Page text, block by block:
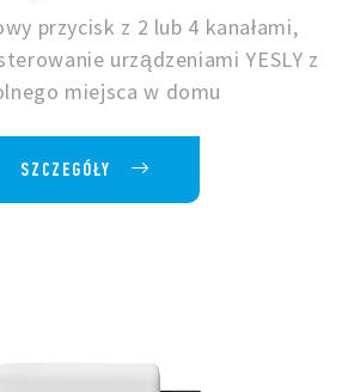
przycisk z 2 lub 4 kanałami,
urządzeniami YESLY z
miejsca w domu
SZCZEGÓŁY